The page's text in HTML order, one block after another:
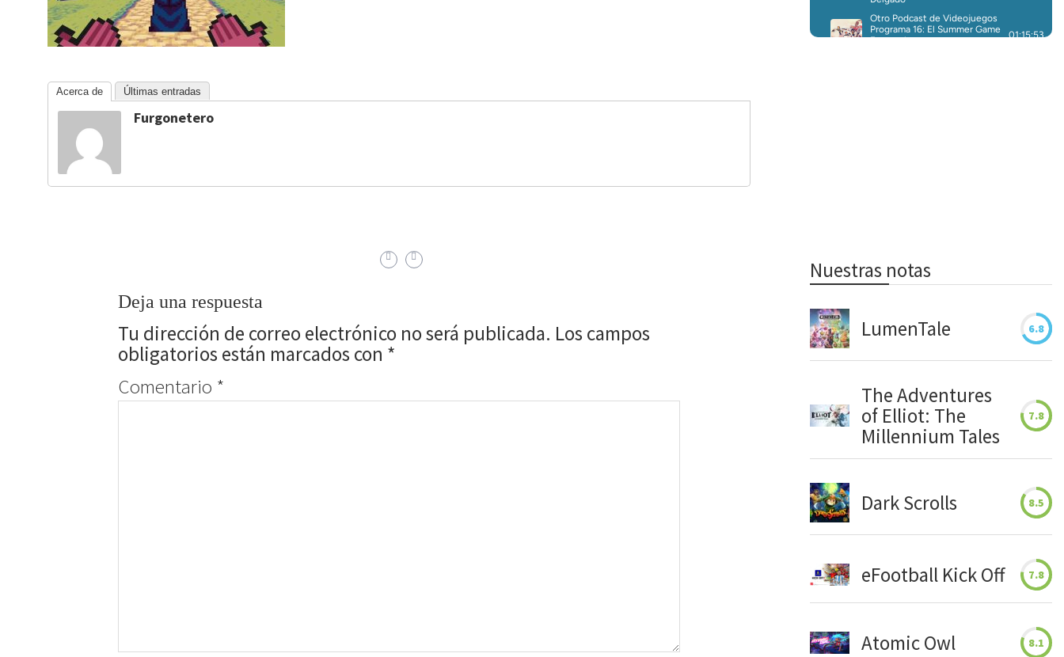
Acerca de Últimas entradas
Furgonetero
Deja una respuesta
Tu dirección de correo electrónico no será publicada. Los campos
obligatorios están marcados con *
Comentario *
Nuestras notas
LumenTale 6.8
The Adventures
of Elliot: The
Millennium Tales
7.8
Dark Scrolls 8.5
eFootball Kick Off 7.8
Atomic Owl 8.1